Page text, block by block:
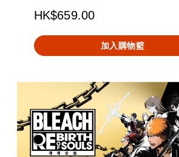
HK$659.00
加入購物籃
極
版